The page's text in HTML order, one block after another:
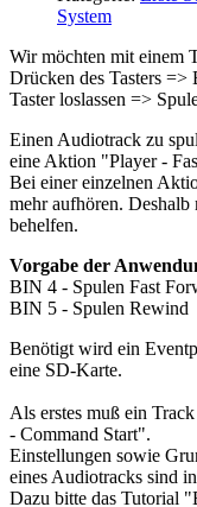
System
Wir möchten mit einem
Drücken des Tasters =>
Taster loslassen =>
Einen Audiotrack zu
eine Aktion "Player -
Bei einer einzelnen
mehr aufhören.
behelfen.
Vorgabe der
BIN 4 - Spulen Fast
BIN 5 - Spulen Rewind
Benötigt wird ein
eine SD-Karte.
Als erstes muß ein
- Command Start".
Einstellungen sowie
eines Audiotracks sind
Dazu bitte das Tutorial